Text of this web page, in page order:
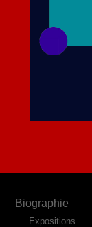
Biographie
Expositions